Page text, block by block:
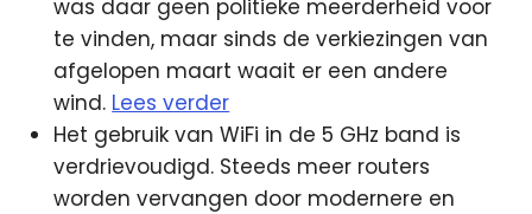
was daar geen politieke meerderheid voor
te vinden, maar sinds de verkiezingen van
afgelopen maart waait er een andere
wind. Lees verder
Het gebruik van WiFi in de 5 GHz band is
verdrievoudigd. Steeds meer routers
worden vervangen door modernere en